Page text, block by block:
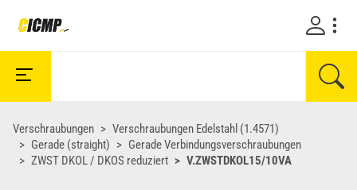
Verschraubungen
Verschraubungen Edelstahl (1.4571)
Gerade (straight)
Gerade Verbindungsverschraubungen
ZWST DKOL / DKOS reduziert
V.ZWSTDKOL15/10VA